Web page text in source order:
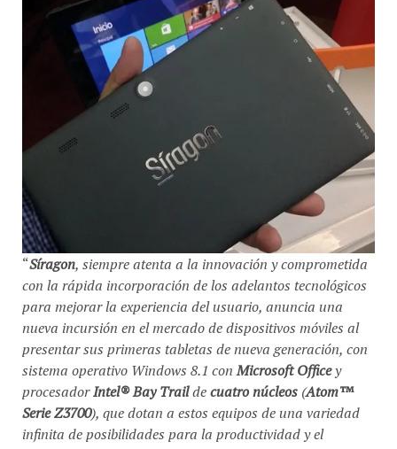
“Síragon, siempre atenta a la innovación y comprometida
con la rápida incorporación de los adelantos tecnológicos
para mejorar la experiencia del usuario, anuncia una
nueva incursión en el mercado de dispositivos móviles al
presentar sus primeras tabletas de nueva generación, con
sistema operativo Windows 8.1 conMicrosoft Officey
procesadorIntel® Bay Traildecuatro núcleos (Atom™
Serie Z3700), que dotan a estos equipos de una variedad
infinita de posibilidades para la productividad y el